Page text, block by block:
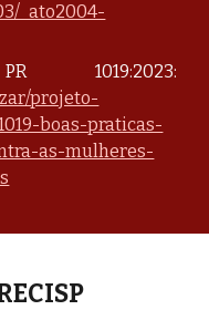
_ato2004-
1019:2023:
projeto-
boas-praticas-
as-mulheres-